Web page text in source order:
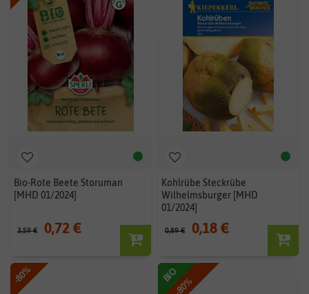
Bio-Rote Beete Storuman
[MHD 01/2024]
3,59 € 0,72 €
Kohlrübe Steckrübe
Wilhelmsburger [MHD
01/2024]
0,89 € 0,18 €
-80%
-80%
BIO